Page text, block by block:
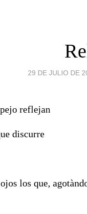
29 DE JULIO DE
reflejan
discurre
los que,